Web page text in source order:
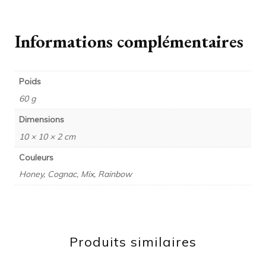
Informations complémentaires
Poids
60 g
Dimensions
10 × 10 × 2 cm
Couleurs
Honey, Cognac, Mix, Rainbow
Produits similaires